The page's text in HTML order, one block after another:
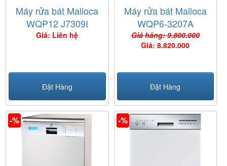
Máy rửa bát Malloca
WQP12 J7309I
Giá: Liên hệ
Đặt Hàng
Máy rửa bát Malloca
WQP6-3207A
Giá hãng: 9.800.000
Giá: 8.820.000
Đặt Hàng
-% -%